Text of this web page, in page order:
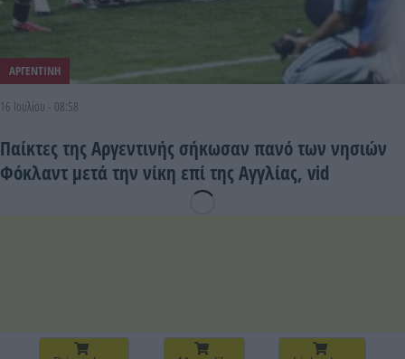
ΑΡΓΕΝΤΙΝΗ
16 Ιουλίου - 08:58
Παίκτες της Αργεντινής σήκωσαν πανό των νησιών
Φόκλαντ μετά την νίκη επί της Αγγλίας, vid